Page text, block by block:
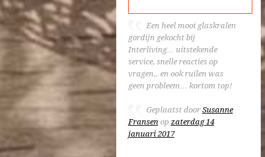
Een heel mooi glaskralen
gordijn gekocht bij
Interliving… uitstekende
service, snelle reacties op
vragen.. en ook ruilen was
geen probleem… kortom top!
Geplaatst door Susanne
Fransenop zaterdag 14
januari 2017